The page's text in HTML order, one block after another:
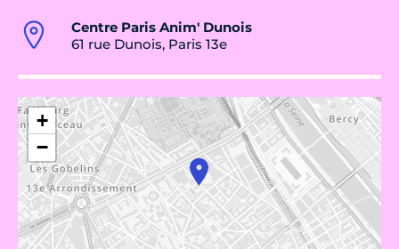
Centre Paris Anim' Dunois
61 rue Dunois, Paris 13e
+
−